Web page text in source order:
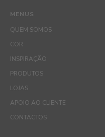
MENUS
QUEM SOMOS
COR
INSPIRAÇÃO
PRODUTOS
LOJAS
APOIO AO CLIENTE
CONTACTOS